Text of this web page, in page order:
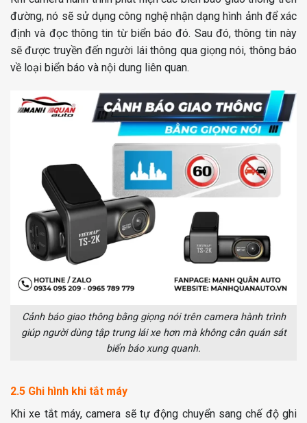
đường, nó sẽ sử dụng công nghệ nhận dạng hình ảnh để xác
định và đọc thông tin từ biển báo đó. Sau đó, thông tin này
sẽ được truyền đến người lái thông qua giọng nói, thông báo
về loại biển báo và nội dung liên quan.
Cảnh báo giao thông bằng giọng nói trên camera hành trình
giúp người dùng tập trung lái xe hơn mà không cân quán sát
biển báo xung quanh.
2.5 Ghi hình khi tắt máy
Khi xe tắt máy, camera sẽ tự động chuyển sang chế độ ghi